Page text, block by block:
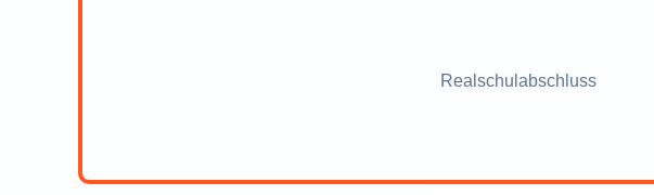
Realschulabschluss